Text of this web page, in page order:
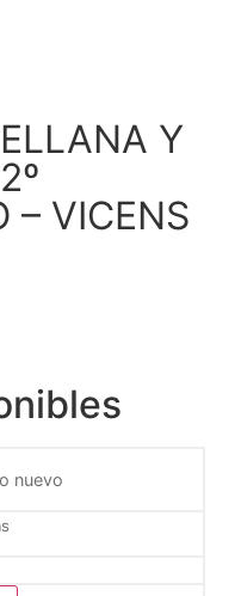
Y
– VICENS
nuevo